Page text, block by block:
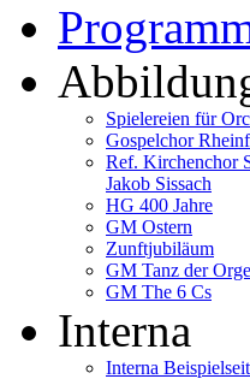
Spielereien für
Gospelchor
Ref. Kirchenchor
Jakob Sissach
HG 400 Jahre
GM Ostern
Zunftjubiläum
GM Tanz der
GM The 6 Cs
Interna
Interna